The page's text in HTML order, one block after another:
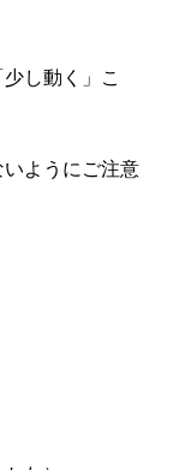
し動く」こ
いようにご注意